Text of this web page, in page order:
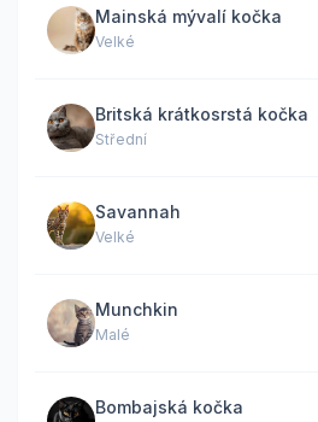
Mainská mývalí kočka
Velké
Britská krátkosrstá kočka
Střední
Savannah
Velké
Munchkin
Malé
Bombajská kočka